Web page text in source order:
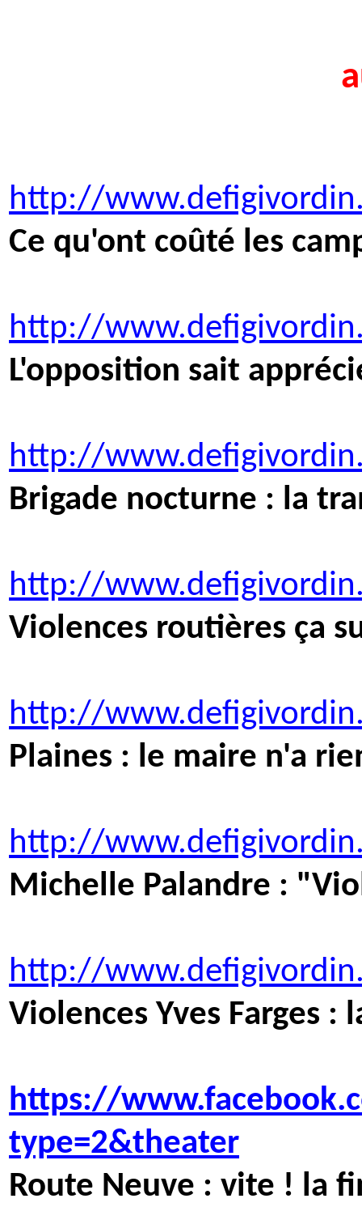
http://
Ce qu'ont coûté les
http://
L'opposition sait
http://
Brigade nocturne : la
http://
Violences routières ça
http://
Plaines : le maire n'a
http://
Michelle Palandre :
http://
Violences Yves Farges :
https://
type=2&theater
Route Neuve : vite ! la